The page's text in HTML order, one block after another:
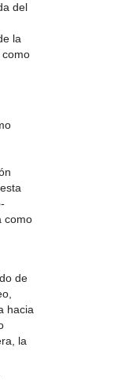
del
la
como
de
hacia
la